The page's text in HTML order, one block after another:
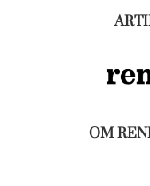
OM